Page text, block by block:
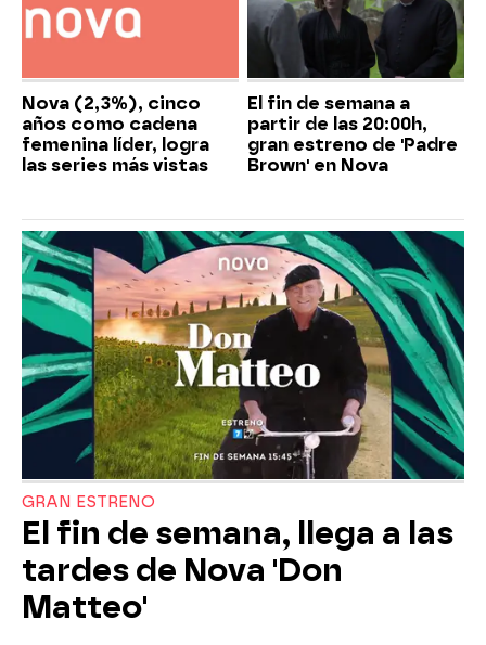
Nova (2,3%), cinco
años como cadena
femenina líder, logra
las series más vistas
El fin de semana a
partir de las 20:00h,
gran estreno de 'Padre
Brown' en Nova
GRAN ESTRENO
El fin de semana, llega a las
tardes de Nova 'Don
Matteo'